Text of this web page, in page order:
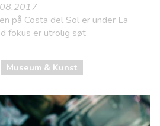
på Costa del Sol er under La
fokus er utrolig søt
Museum & Kunst